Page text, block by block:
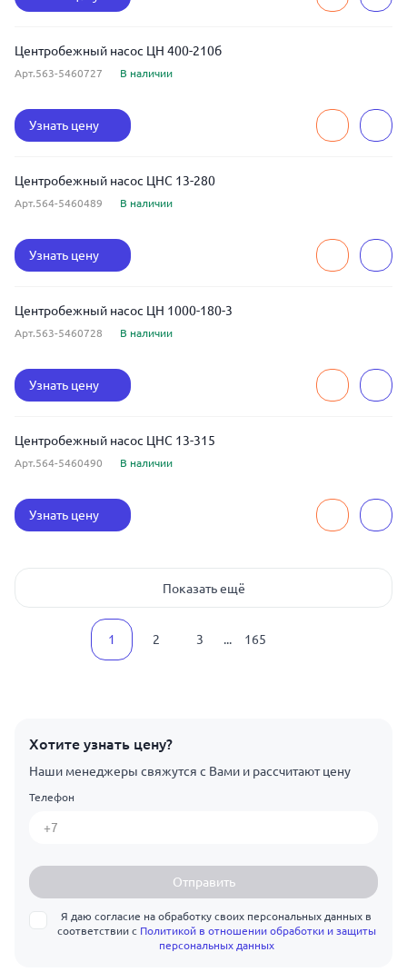
Центробежный насос ЦН 400-210б
Арт.563-5460727 В наличии
Узнать цену
Центробежный насос ЦНС 13-280
Арт.564-5460489 В наличии
Узнать цену
Центробежный насос ЦН 1000-180-3
Арт.563-5460728 В наличии
Узнать цену
Центробежный насос ЦНС 13-315
Арт.564-5460490 В наличии
Узнать цену
Показать ещё
1 2 3 ... 165
Хотите узнать цену?
Наши менеджеры свяжутся с Вами и рассчитают цену
Телефон
Отправить
Я даю согласие на обработку своих персональных данных в
соответствии с Политикой в отношении обработки и защиты
персональных данных